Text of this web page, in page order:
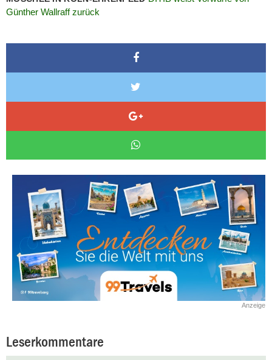
Günther Wallraff zurück
Anzeige
Leserkommentare